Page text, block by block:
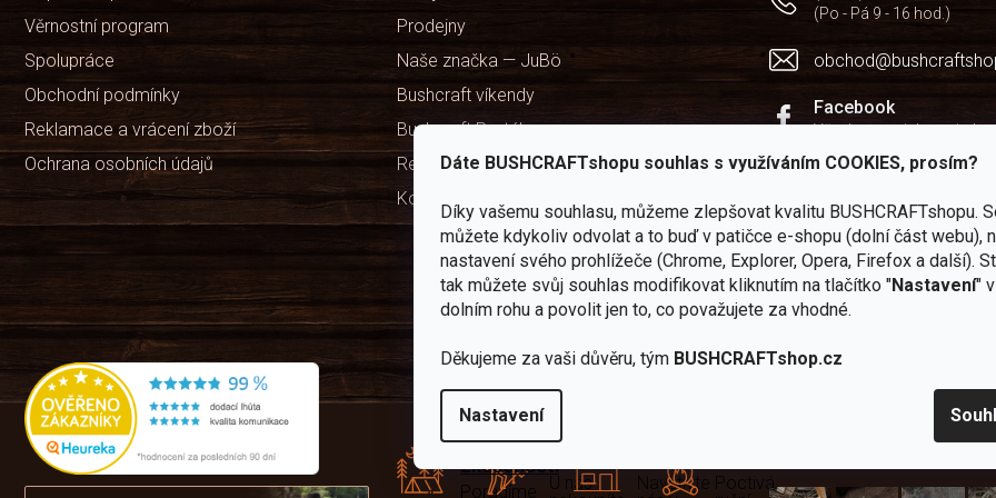
Dáte BUSHCRAFTshopu souhlas s využíváním COOKIES, prosím?
Díky vašemu souhlasu, můžeme zlepšovat kvalitu BUSHCRAFTshopu.
můžete kdykoliv odvolat a to buď v patičce e-shopu (dolní část webu),
nastavení svého prohlížeče (Chrome, Explorer, Opera, Firefox a další).
tak můžete svůj souhlas modifikovat kliknutím na tlačítko "Nastavení"
dolním rohu a povolit jen to, co považujete za vhodné.
Děkujeme za vaši důvěru, tým BUSHCRAFTshop.cz
Nastavení
Věrnostní program
Spolupráce
Obchodní podmínky
Reklamace a vrácení zboží
Ochrana osobních údajů
Prodejny
Naše značka — JuBö
Bushcraft víkendy
Bushcraft Portál
Recenze obchodu
Kontakty
(Po - Pá 9 - 16 hod.)
Facebook
Všechny novinky na
Instagram
Youtube
Užitečné recenze a návody
Rádi
předáváme
zkušenosti
Poradíme
U nás
Navštivte Poctivá
Užijte si to v
Vybavení, na které